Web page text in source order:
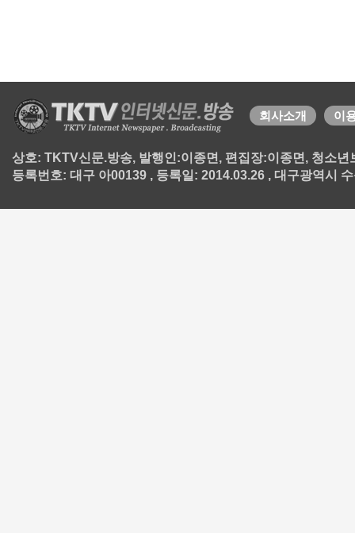
회사소개 이
상호: TKTV신문.방송, 발행인:이종면, 편집장:이종면, 청소
등록번호: 대구 아00139 , 등록일: 2014.03.26 , 대구광역시